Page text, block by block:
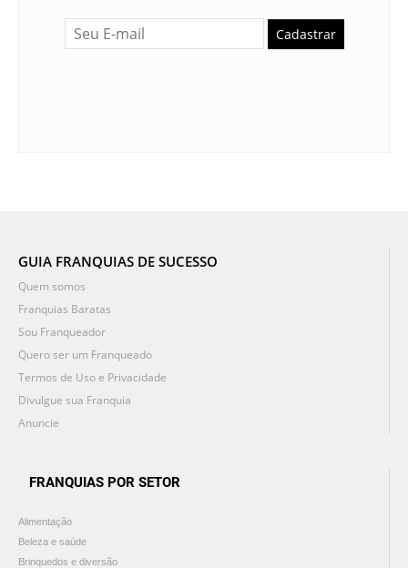
Cadastrar
GUIA FRANQUIAS DE SUCESSO
Quem somos
Franquias Baratas
Sou Franqueador
Quero ser um Franqueado
Termos de Uso e Privacidade
Divulgue sua Franquia
Anuncie
FRANQUIAS POR SETOR
Alimentação
Beleza e saúde
Brinquedos e diversão